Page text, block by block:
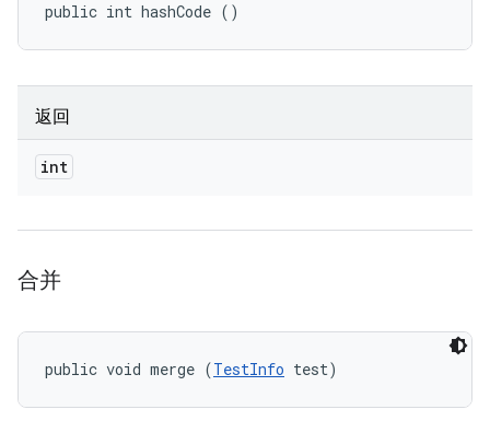
public int hashCode ()
返回
int
合并
public void merge (TestInfo test)